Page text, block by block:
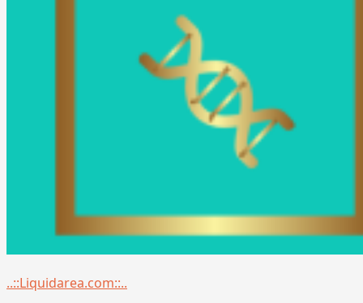
Menu
..::Liquidarea.com::..